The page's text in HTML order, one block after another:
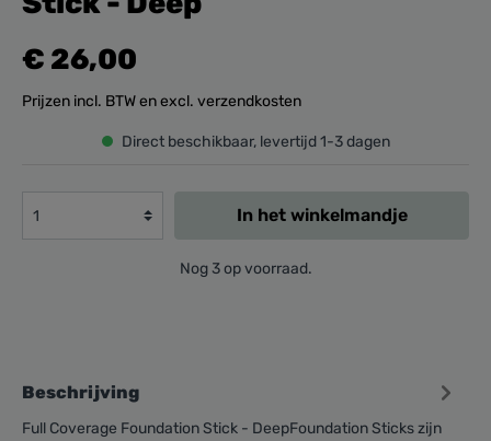
€ 26,00
Prijzen incl. BTW en excl. verzendkosten
Direct beschikbaar, levertijd 1-3 dagen
In het winkelmandje
Nog 3 op voorraad.
Beschrijving
Full Coverage Foundation Stick - DeepFoundation Sticks zijn